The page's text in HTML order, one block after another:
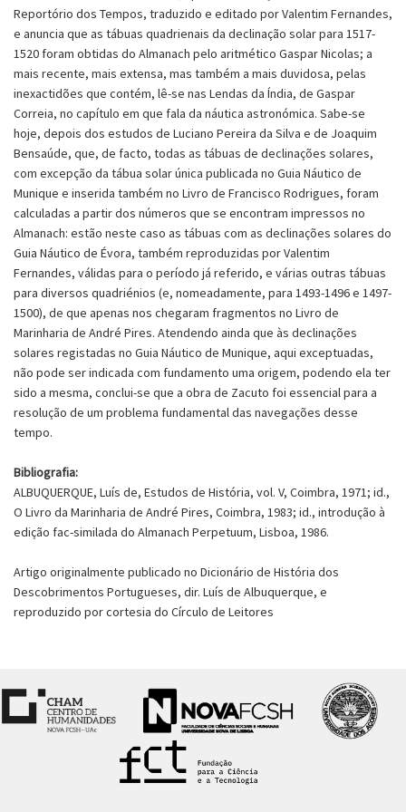
Reportório dos Tempos, traduzido e editado por Valentim Fernandes,
e anuncia que as tábuas quadrienais da declinação solar para 1517-
1520 foram obtidas do Almanach pelo aritmético Gaspar Nicolas; a
mais recente, mais extensa, mas também a mais duvidosa, pelas
inexactidões que contém, lê-se nas Lendas da Índia, de Gaspar
Correia, no capítulo em que fala da náutica astronómica. Sabe-se
hoje, depois dos estudos de Luciano Pereira da Silva e de Joaquim
Bensaúde, que, de facto, todas as tábuas de declinações solares,
com excepção da tábua solar única publicada no Guia Náutico de
Munique e inserida também no Livro de Francisco Rodrigues, foram
calculadas a partir dos números que se encontram impressos no
Almanach: estão neste caso as tábuas com as declinações solares do
Guia Náutico de Évora, também reproduzidas por Valentim
Fernandes, válidas para o período já referido, e várias outras tábuas
para diversos quadriénios (e, nomeadamente, para 1493-1496 e 1497-
1500), de que apenas nos chegaram fragmentos no Livro de
Marinharia de André Pires. Atendendo ainda que às declinações
solares registadas no Guia Náutico de Munique, aqui exceptuadas,
não pode ser indicada com fundamento uma origem, podendo ela ter
sido a mesma, conclui-se que a obra de Zacuto foi essencial para a
resolução de um problema fundamental das navegações desse
tempo.
Bibliografia:
ALBUQUERQUE, Luís de, Estudos de História, vol. V, Coimbra, 1971; id.,
O Livro da Marinharia de André Pires, Coimbra, 1983; id., introdução à
edição fac-similada do Almanach Perpetuum, Lisboa, 1986.
Artigo originalmente publicado no Dicionário de História dos
Descobrimentos Portugueses, dir. Luís de Albuquerque, e
reproduzido por cortesia do Círculo de Leitores